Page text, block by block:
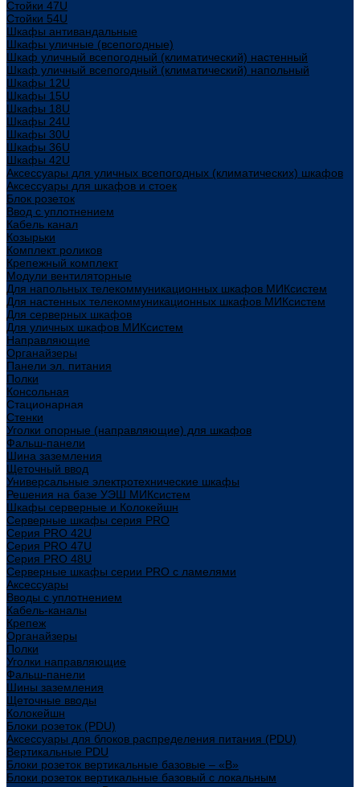
Стойки 47U
Стойки 54U
Шкафы антивандальные
Шкафы уличные (всепогодные)
Шкаф уличный всепогодный (климатический) настенный
Шкаф уличный всепогодный (климатический) напольный
Шкафы 12U
Шкафы 15U
Шкафы 18U
Шкафы 24U
Шкафы 30U
Шкафы 36U
Шкафы 42U
Аксессуары для уличных всепогодных (климатических) шкафов
Аксессуары для шкафов и стоек
Блок розеток
Ввод с уплотнением
Кабель канал
Козырьки
Комплект роликов
Крепежный комплект
Модули вентиляторные
Для напольных телекоммуникационных шкафов МИКсистем
Для настенных телекоммуникационных шкафов МИКсистем
Для серверных шкафов
Для уличных шкафов МИКсистем
Направляющие
Органайзеры
Панели эл. питания
Полки
Консольная
Стационарная
Стенки
Уголки опорные (направляющие) для шкафов
Фальш-панели
Шина заземления
Щеточный ввод
Универсальные электротехнические шкафы
Решения на базе УЭШ МИКсистем
Шкафы серверные и Колокейшн
Серверные шкафы серия PRO
Серия PRO 42U
Серия PRO 47U
Серия PRO 48U
Серверные шкафы серии PRO с ламелями
Аксессуары
Вводы с уплотнением
Кабель-каналы
Крепеж
Органайзеры
Полки
Уголки направляющие
Фальш-панели
Шины заземления
Щеточные вводы
Колокейшн
Блоки розеток (PDU)
Аксессуары для блоков распределения питания (PDU)
Вертикальные PDU
Блоки розеток вертикальные базовые – «В»
Блоки розеток вертикальные базовый с локальным